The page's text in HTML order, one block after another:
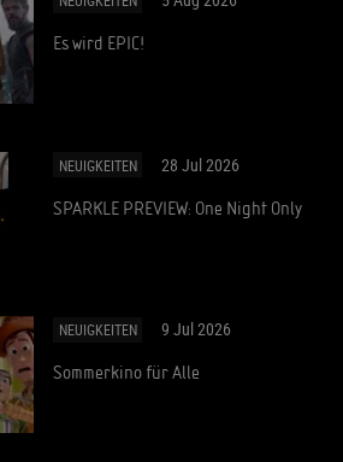
Es wird EPIC!
NEUIGKEITEN 28 Jul 2026
SPARKLE PREVIEW: One Night Only
NEUIGKEITEN 9 Jul 2026
Sommerkino für Alle